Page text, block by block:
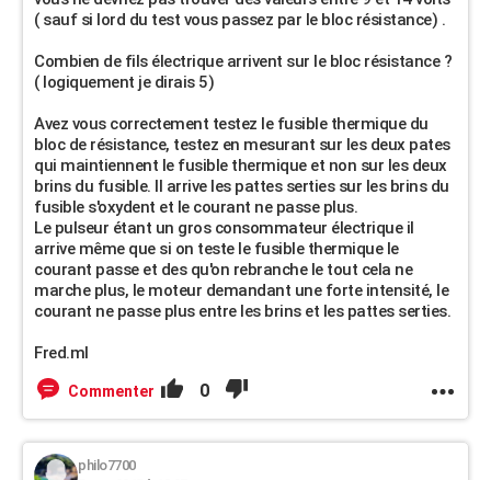
( sauf si lord du test vous passez par le bloc résistance) .
Combien de fils électrique arrivent sur le bloc résistance ?
( logiquement je dirais 5)
Avez vous correctement testez le fusible thermique du
bloc de résistance, testez en mesurant sur les deux pates
qui maintiennent le fusible thermique et non sur les deux
brins du fusible. Il arrive les pattes serties sur les brins du
fusible s'oxydent et le courant ne passe plus.
Le pulseur étant un gros consommateur électrique il
arrive même que si on teste le fusible thermique le
courant passe et des qu'on rebranche le tout cela ne
marche plus, le moteur demandant une forte intensité, le
courant ne passe plus entre les brins et les pattes serties.
Fred.ml
Commenter 0
philo7700